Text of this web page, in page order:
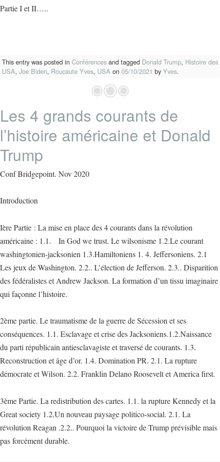
Partie I et II…..
This entry was posted in Conférences and tagged Donald Trump, Histoire des
USA, Joe Biden, Roucaute Yves, USA on 05/10/2021 by Yves.
Les 4 grands courants de
l’histoire américaine et Donald
Trump
Conf Bridgepoint. Nov 2020
Introduction
Ière Partie : La mise en place des 4 courants dans la révolution
américaine : 1.1. In God we trust. Le wilsonisme 1.2.Le courant
washingtonien-jacksonien 1.3.Hamiltoniens 1. 4. Jeffersoniens. 2.1
Les jeux de Washington. 2.2.. L’élection de Jefferson. 2.3.. Disparition
des fédéralistes et Andrew Jackson. La formation d’un tissu imaginaire
qui façonne l’histoire.
2ème partie. Le traumatisme de la guerre de Sécession et ses
conséquences. 1.1. Esclavage et crise des Jacksoniens.1.2.Naissance
du parti républicain antiesclavagiste et traversé de courants. 1.3.
Reconstruction et âge d’or. 1.4. Domination PR. 2.1. La rupture
démocrate et Wilson. 2.2. Franklin Delano Roosevelt et America first.
3ème Partie. La redistribution des cartes. 1.1. la rupture Kennedy et la
Great society 1.2.Un nouveau paysage politico-social. 2.1. La
révolution Reagan .2.2.. Pourquoi la victoire de Trump prévisible mais
pas forcément durable.